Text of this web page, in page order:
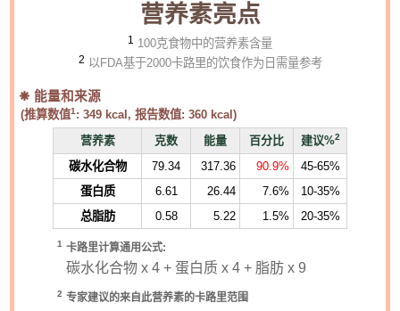
营养素亮点
1 100克食物中的营养素含量
2 以FDA基于2000卡路里的饮食作为日需量参考
能量和来源
(推算数值1 :349 kcal, 报告数值:360 kcal)
营养素
克数 能量 百分比 建议%2
碳水化合物 79.34 317.36 90.9%
45-65%
蛋白质
6.61 26.44 7.6%
10-35%
总脂肪
0.58 5.22 1.5% 20-35%
1 卡路里计算通用公式:
碳水化合物 x 4 + 蛋白质 x 4 + 脂肪 x 9
2 专家建议的来自此营养素的卡路里范围